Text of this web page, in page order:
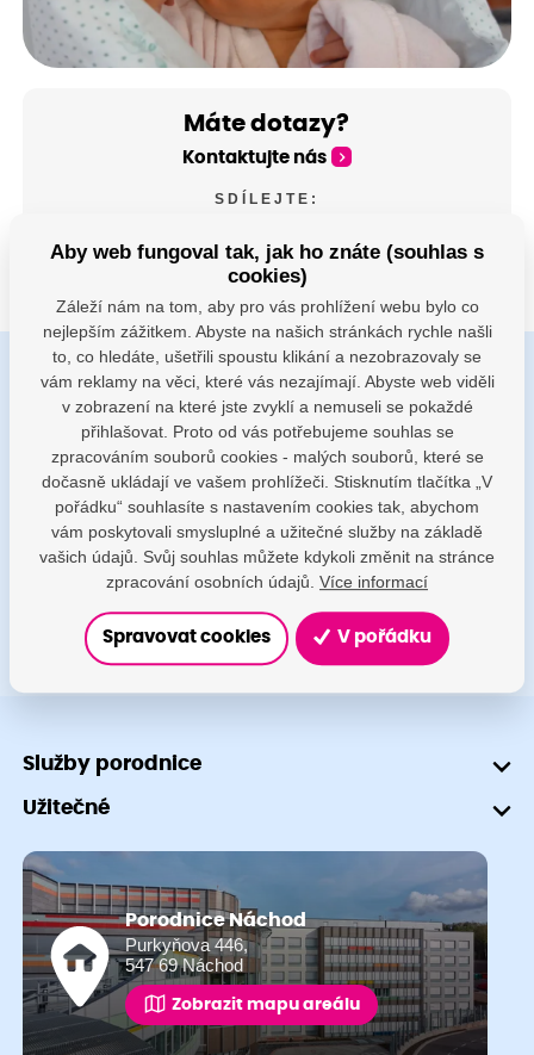
Máte dotazy?
Kontaktujte nás
SDÍLEJTE:
Buďte s námi v kontaktu
Jsme k dispozici pokud potřebujete pomoci
porodnice@nemocnicenachod.cz
+420 491 601 745
Služby porodnice
Užitečné
Porodnice Náchod
Purkyňova 446,
547 69 Náchod
Zobrazit mapu areálu
Aby web fungoval tak, jak ho znáte (souhlas s
cookies)
Záleží nám na tom, aby pro vás prohlížení webu bylo co
nejlepším zážitkem. Abyste na našich stránkách rychle našli
to, co hledáte, ušetřili spoustu klikání a nezobrazovaly se
vám reklamy na věci, které vás nezajímají. Abyste web viděli
v zobrazení na které jste zvyklí a nemuseli se pokaždé
přihlašovat. Proto od vás potřebujeme souhlas se
zpracováním souborů cookies - malých souborů, které se
dočasně ukládají ve vašem prohlížeči. Stisknutím tlačítka „V
pořádku“ souhlasíte s nastavením cookies tak, abychom
vám poskytovali smysluplné a užitečné služby na základě
vašich údajů. Svůj souhlas můžete kdykoli změnit na stránce
zpracování osobních údajů. Více informací
Spravovat cookies V pořádku